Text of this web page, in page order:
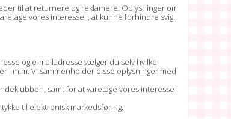
til at returnere og reklamere. Oplysninger om
vores interesse i, at kunne forhindre svig.
og e-mailadresse vælger du selv hvilke
i m.m. Vi sammenholder disse oplysninger med
samt for at varetage vores interesse i
til elektronisk markedsføring.